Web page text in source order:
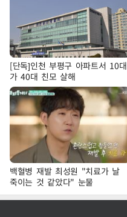
[단독]인천 부평구 아파트서 10대
가 40대 친모 살해
백혈병 재발 최성원 "치료가 날
죽이는 것 같았다" 눈물